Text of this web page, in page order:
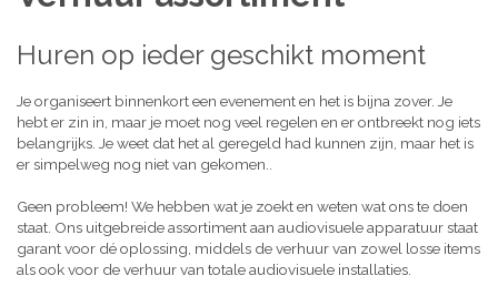
Huren op ieder geschikt moment
Je organiseert binnenkort een evenement en het is bijna zover. Je
hebt er zin in, maar je moet nog veel regelen en er ontbreekt nog iets
belangrijks. Je weet dat het al geregeld had kunnen zijn, maar het is
er simpelweg nog niet van gekomen..
Geen probleem! We hebben wat je zoekt en weten wat ons te doen
staat. Ons uitgebreide assortiment aan audiovisuele apparatuur staat
garant voor dé oplossing, middels de verhuur van zowel losse items
als ook voor de verhuur van totale audiovisuele installaties.